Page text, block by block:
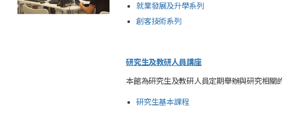
就業發展及升學系列
創客技術系列
研究生及教研人員講座
本館為研究生及教研人員定期舉辦與研究相關
研究生基本課程